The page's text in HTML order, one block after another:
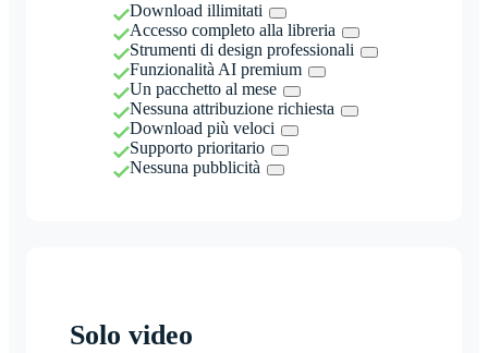
Download illimitati
Accesso completo alla libreria
Strumenti di design professionali
Funzionalità AI premium
Un pacchetto al mese
Nessuna attribuzione richiesta
Download più veloci
Supporto prioritario
Nessuna pubblicità
Solo video